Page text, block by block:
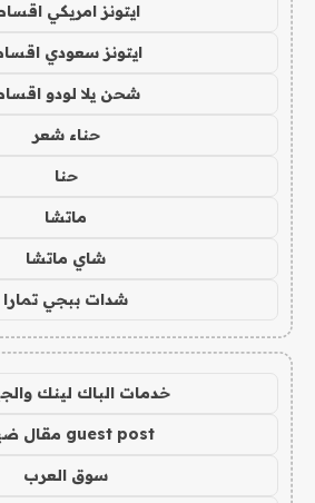
ايتونز امريكي
ايتونز سعودي
شحن يلا لودو
حناء شعر
حنا
ماتشا
شاي ماتشا
شدات ببجي تمارا
خدمات الباك لينك
guest post مقال ضيف
سوق العرب